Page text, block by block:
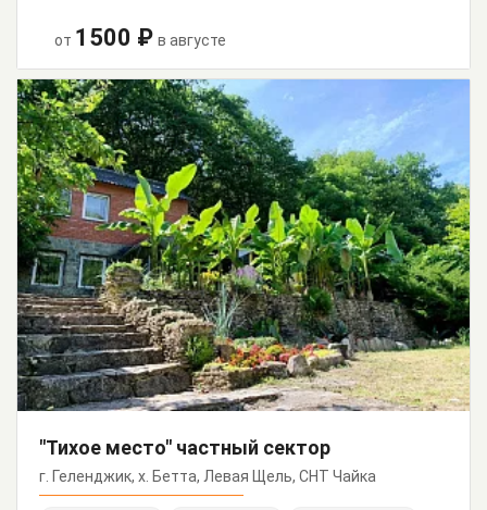
от 1500 ₽ в августе
"Тихое место" частный сектор
г. Геленджик, х. Бетта, Левая Щель, СНТ Чайка